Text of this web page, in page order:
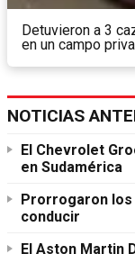
Detuvieron a 3
en un campo
NOTICIAS
El Chevrolet
en Sudamérica
Prorrogaron
conducir
El Aston Martin